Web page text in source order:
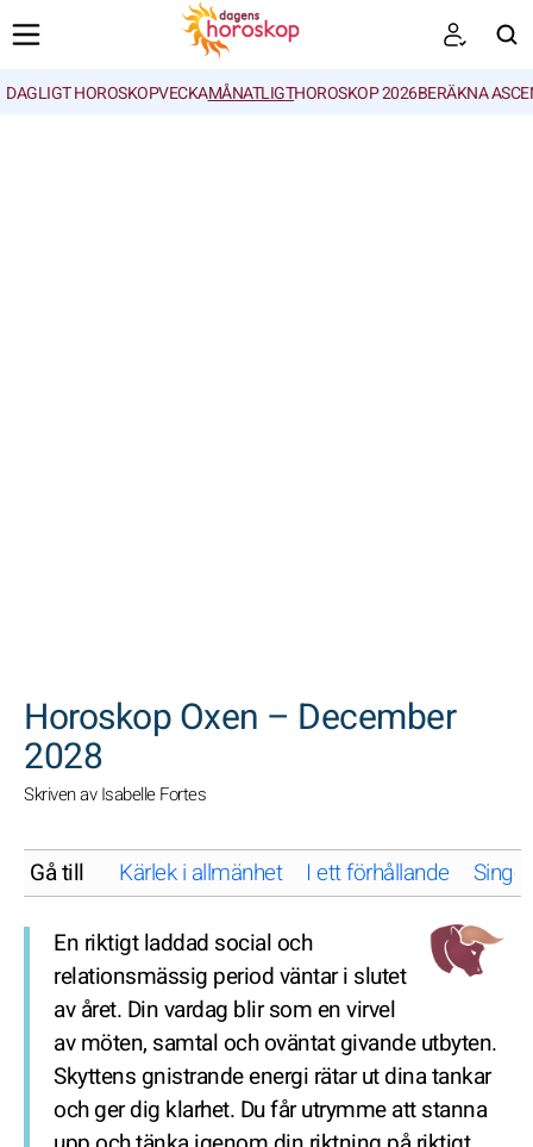
DAGLIGT HOROSKOPVECKAMÅNATLIGTHOROSKOP 2026BERÄKNA
Horoskop Oxen – December
2028
Skriven av Isabelle Fortes
Gå till Kärlek i allmänhet I ett förhållande Singel
En riktigt laddad social och
relationsmässig period väntar i slutet
av året. Din vardag blir som en virvel
av möten, samtal och oväntat givande utbyten.
Skyttens gnistrande energi rätar ut dina tankar
och ger dig klarhet. Du får utrymme att stanna